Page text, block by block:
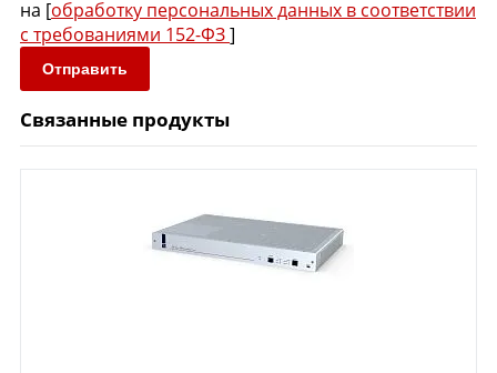
на [обработку персональных данных в соответствии
с требованиями 152-ФЗ]
Отправить
Связанные продукты